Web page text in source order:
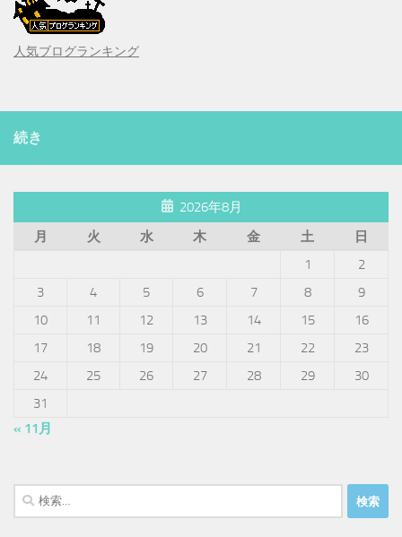
人気ブログランキング
続き
2026年8月
月
火 水 木 金 土
日
1
2
3
4 5 6 7 8
9
10
11 12 13 14 15
16
17
18 19 20 21 22
23
24
25 26 27 28 29
30
31
« 11月
検
索: